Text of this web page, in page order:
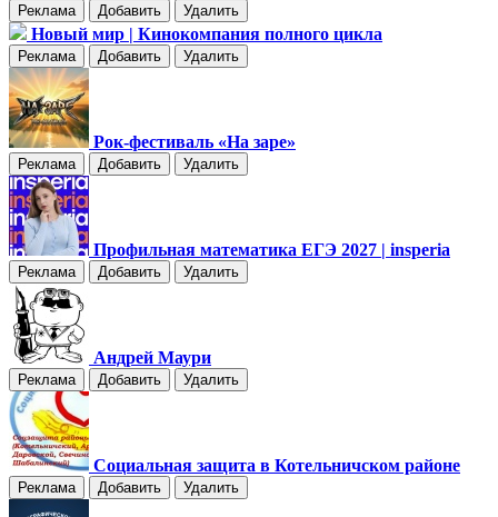
Реклама Добавить Удалить
Новый мир | Кинокомпания полного цикла
Реклама Добавить Удалить
Рок-фестиваль «На заре»
Реклама Добавить Удалить
Профильная математика ЕГЭ 2027 | insperia
Реклама Добавить Удалить
Андрей Маури
Реклама Добавить Удалить
Социальная защита в Котельничском районе
Реклама Добавить Удалить